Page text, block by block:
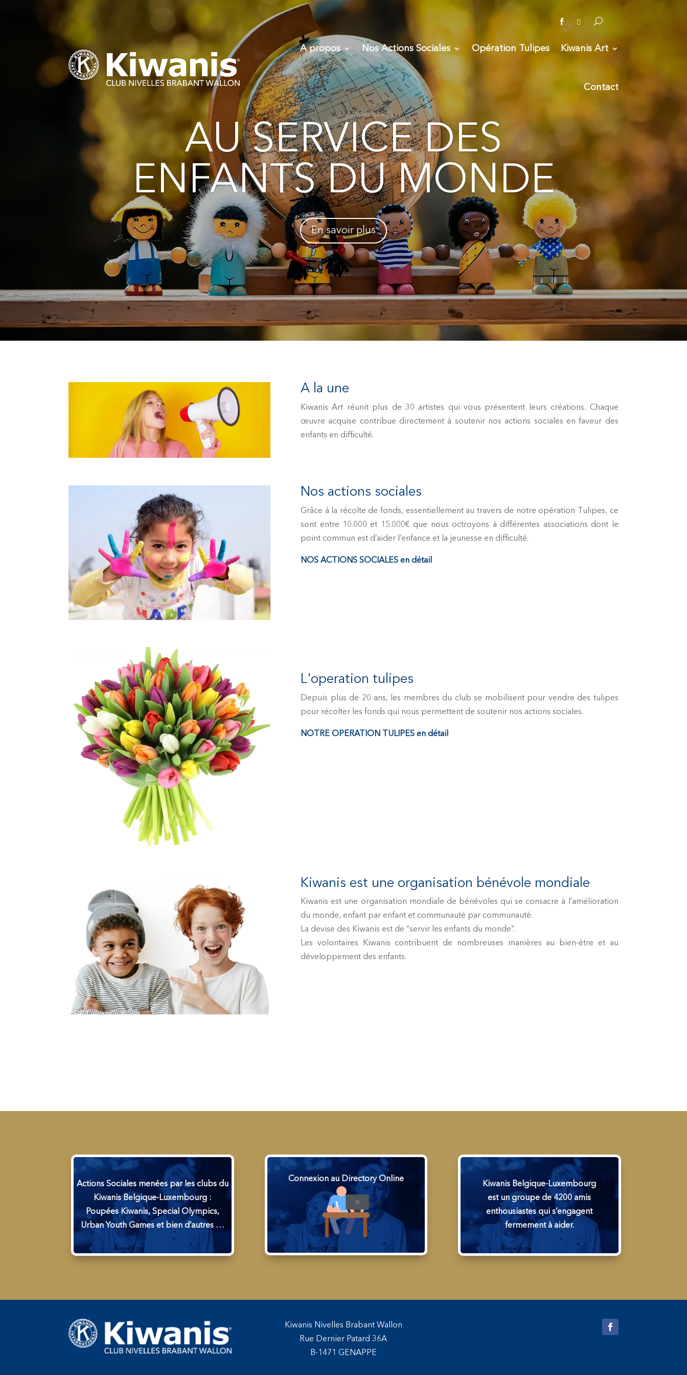
 
A propos Nos Actions Sociales Opération Tulipes Kiwanis Art
Contact
AU SERVICE DES
ENFANTS DU MONDE
En savoir plus
A la une
Kiwanis Art réunit plus de 30 artistes qui vous présentent leurs créations. Chaque
œuvre acquise contribue directement à soutenir nos actions sociales en faveur des
enfants en difficulté.
Nos actions sociales
Grâce à la récolte de fonds, essentiellement au travers de notre opération Tulipes, ce
sont entre 10.000 et 15.000€ que nous octroyons à différentes associations dont le
point commun est d’aider l’enfance et la jeunesse en difficulté.
NOS ACTIONS SOCIALES en détail
L'operation tulipes
Depuis plus de 20 ans, les membres du club se mobilisent pour vendre des tulipes
pour récolter les fonds qui nous permettent de soutenir nos actions sociales.
NOTRE OPERATION TULIPES en détail
Kiwanis est une organisation bénévole mondiale
Kiwanis est une organisation mondiale de bénévoles qui se consacre à l’amélioration
du monde, enfant par enfant et communauté par communauté.
La devise des Kiwanis est de “servir les enfants du monde”.
Les volontaires Kiwanis contribuent de nombreuses manières au bien-être et au
développement des enfants.
Actions Sociales menées par les clubs du
Kiwanis Belgique-Luxembourg :
Poupées Kiwanis, Special Olympics,
Urban Youth Games et bien d’autres …
Connexion au Directory Online
Kiwanis Belgique-Luxembourg
est un groupe de 4200 amis
enthousiastes qui s’engagent
fermement à aider.
Kiwanis Nivelles Brabant Wallon
Rue Dernier Patard 36A
B-1471 GENAPPE